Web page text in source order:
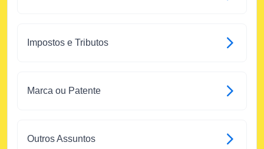
Impostos e Tributos
Marca ou Patente
Outros Assuntos